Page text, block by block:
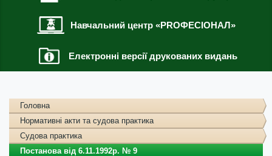
Навчальний центр «PROФЕСІОНАЛ»
Електронні версії друкованих видань
Головна
Нормативні акти та судова практика
Судова практика
Постанова від 6.11.1992р. № 9